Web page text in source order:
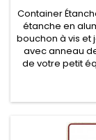
Container
étanche en
bouchon à vis et
avec anneau
de votre petit